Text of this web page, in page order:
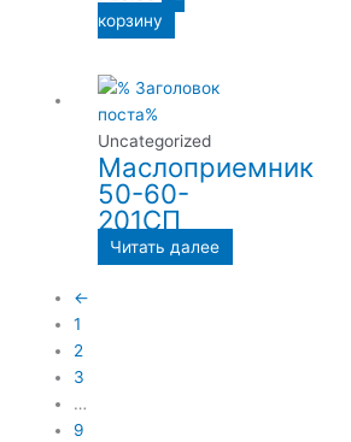
корзину
Uncategorized
Маслоприемник
50-60-
201СП
Читать далее
←
1
2
3
…
9